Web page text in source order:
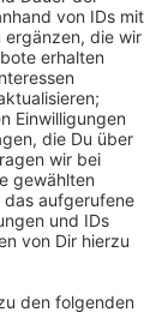
Nacht haben
in Vreden
sie
Schriftzug
des
Die hatte
Stimmen der
in Vreden